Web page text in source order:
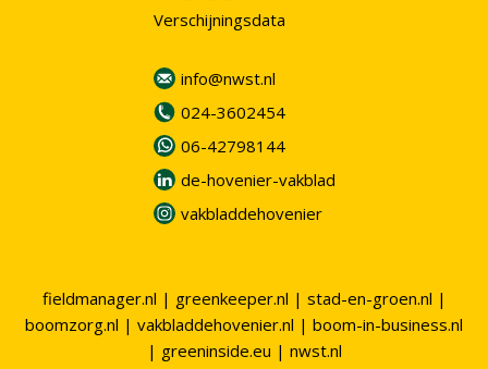
Verschijningsdata
info@nwst.nl
024-3602454
06-42798144
de-hovenier-vakblad
vakbladdehovenier
fieldmanager.nl | greenkeeper.nl | stad-en-groen.nl |
boomzorg.nl | vakbladdehovenier.nl | boom-in-business.nl
| greeninside.eu | nwst.nl